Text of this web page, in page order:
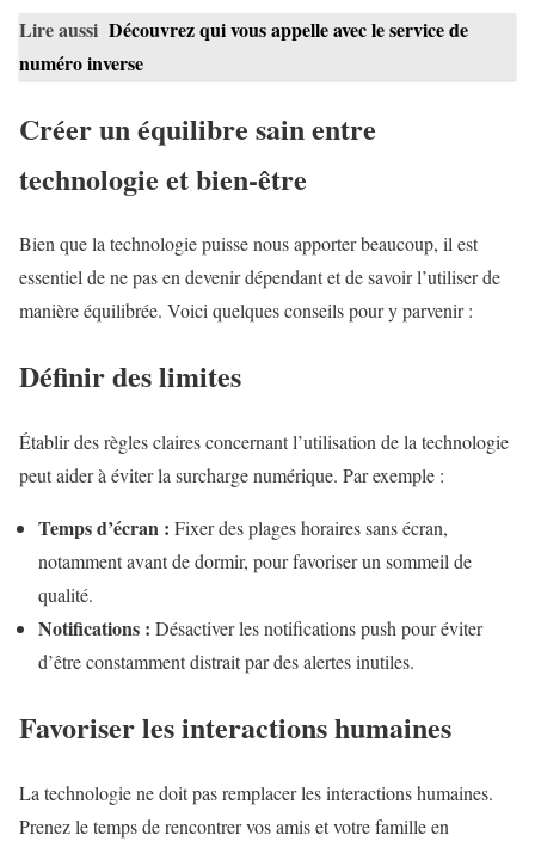
Lire aussi Découvrez qui vous appelle avec le service de
numéro inverse
Créer un équilibre sain entre
technologie et bien-être
Bien que la technologie puisse nous apporter beaucoup, il est
essentiel de ne pas en devenir dépendant et de savoir l’utiliser de
manière équilibrée. Voici quelques conseils pour y parvenir :
Définir des limites
Établir des règles claires concernant l’utilisation de la technologie
peut aider à éviter la surcharge numérique. Par exemple :
Temps d’écran : Fixer des plages horaires sans écran,
notamment avant de dormir, pour favoriser un sommeil de
qualité.
Notifications : Désactiver les notifications push pour éviter
d’être constamment distrait par des alertes inutiles.
Favoriser les interactions humaines
La technologie ne doit pas remplacer les interactions humaines.
Prenez le temps de rencontrer vos amis et votre famille en